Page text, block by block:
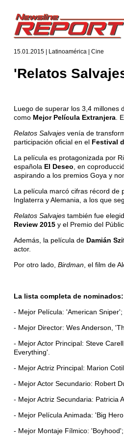
15.01.2015 | Latinoamérica | Cine
'Relatos
Luego de superar los 3,4 millones
como Mejor Película Extranjera .
Relatos Salvajes venía de
participación oficial en el Festival
La película es protagonizada por
española El Deseo , en
aspirando a los premios Goya y
La película marcó cifras récord de
Inglaterra y Alemania, a los que
Relatos Salvajes también fue
Review 2015 y el Premio del
Además, la película de Damián
actor.
Por otro lado, Birdman , el film de
La lista completa de nominados:
- Mejor Película: 'American
- Mejor Director: Wes Anderson,
- Mejor Actor Principal: Steve
Everything'.
- Mejor Actriz Principal: Marion
- Mejor Actor Secundario: Robert
- Mejor Actriz Secundaria: Patricia
- Mejor Película Animada: 'Big
- Mejor Montaje Fílmico: